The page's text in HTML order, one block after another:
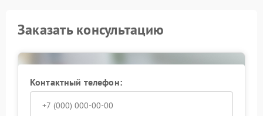
Заказать консультацию
Контактный телефон: